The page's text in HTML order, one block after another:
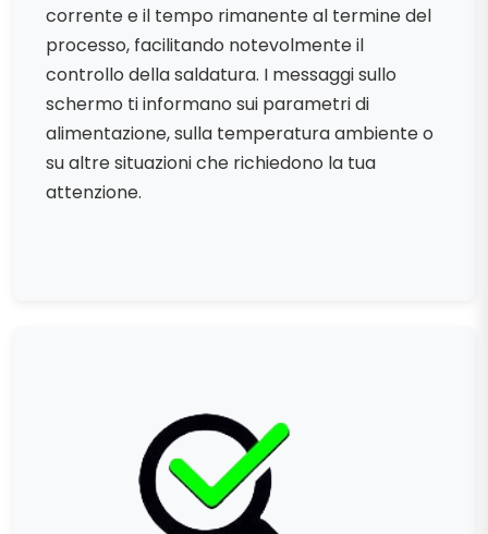
corrente e il tempo rimanente al termine del
processo, facilitando notevolmente il
controllo della saldatura. I messaggi sullo
schermo ti informano sui parametri di
alimentazione, sulla temperatura ambiente o
su altre situazioni che richiedono la tua
attenzione.